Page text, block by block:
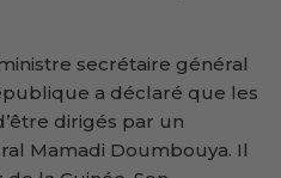
secrétaire général
a déclaré que les
dirigés par un
Mamadi Doumbouya. Il